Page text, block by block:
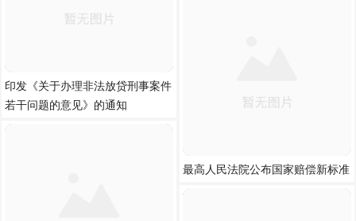
印发《关于办理非法放贷刑事案件
若干问题的意见》的通知
最高人民法院公布国家赔偿新标准